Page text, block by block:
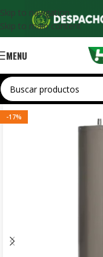
Skip to navigation
Skip to main content
MENU
-17%